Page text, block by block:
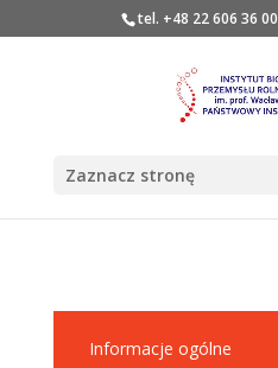
tel. +48 22 606 36 00
Zaznacz stronę
Informacje ogólne